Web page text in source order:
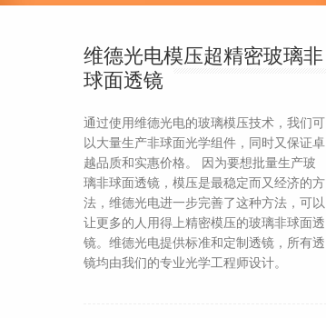
维德光电模压超精密玻璃非
球面透镜
通过使用维德光电的玻璃模压技术，我们可
以大量生产非球面光学组件，同时又保证卓
越品质和实惠价格。 因为要想批量生产玻
璃非球面透镜，模压是最稳定而又经济的方
法，维德光电进一步完善了这种方法，可以
让更多的人用得上精密模压的玻璃非球面透
镜。维德光电提供标准和定制透镜，所有透
镜均由我们的专业光学工程师设计。